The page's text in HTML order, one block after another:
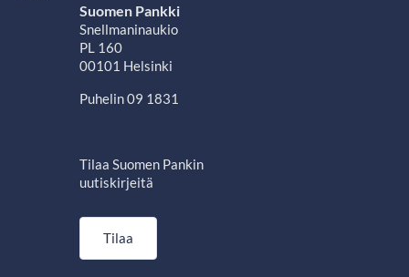
Suomen Pankki
Snellmaninaukio
PL 160
00101 Helsinki
Puhelin 09 1831
Tilaa Suomen Pankin
uutiskirjeitä
Tilaa